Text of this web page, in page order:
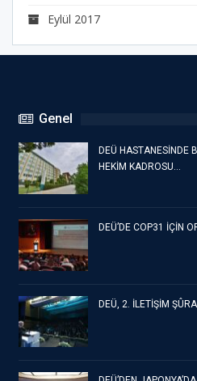
Eylül 2017
Genel
DEÜ HASTANESİNDE
HEKİM KADROSU…
DEÜ’DE COP31 İÇİN
DEÜ, 2. İLETİŞİM